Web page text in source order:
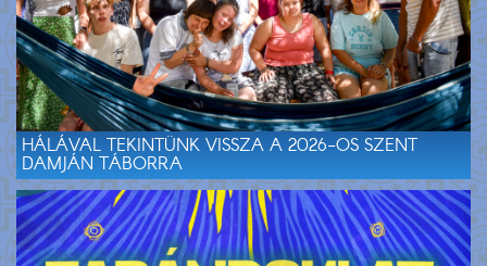
HÁLÁVAL TEKINTÜNK VISSZA A 2026-OS SZENT
DAMJÁN TÁBORRA